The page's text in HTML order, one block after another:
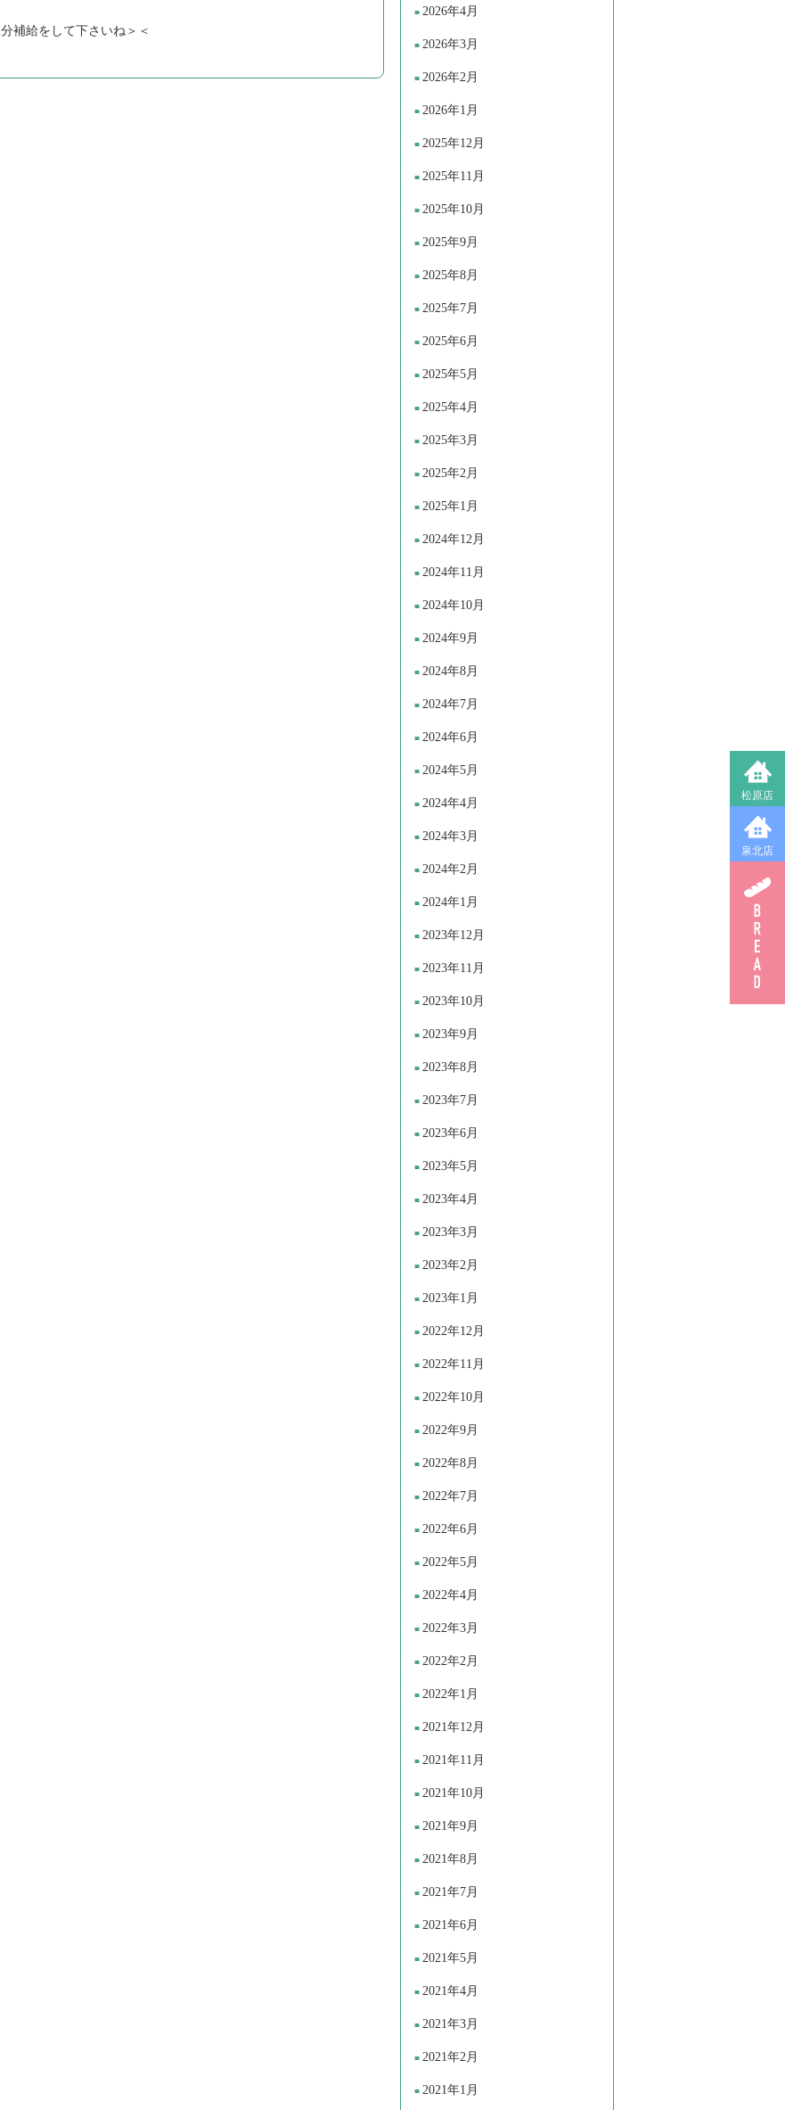
松原店
泉北店
補給をして下さいね＞＜
2026年4月
2026年3月
2026年2月
2026年1月
2025年12月
2025年11月
2025年10月
2025年9月
2025年8月
2025年7月
2025年6月
2025年5月
2025年4月
2025年3月
2025年2月
2025年1月
2024年12月
2024年11月
2024年10月
2024年9月
2024年8月
2024年7月
2024年6月
2024年5月
2024年4月
2024年3月
2024年2月
2024年1月
2023年12月
2023年11月
2023年10月
2023年9月
2023年8月
2023年7月
2023年6月
2023年5月
2023年4月
2023年3月
2023年2月
2023年1月
2022年12月
2022年11月
2022年10月
2022年9月
2022年8月
2022年7月
2022年6月
2022年5月
2022年4月
2022年3月
2022年2月
2022年1月
2021年12月
2021年11月
2021年10月
2021年9月
2021年8月
2021年7月
2021年6月
2021年5月
2021年4月
2021年3月
2021年2月
2021年1月